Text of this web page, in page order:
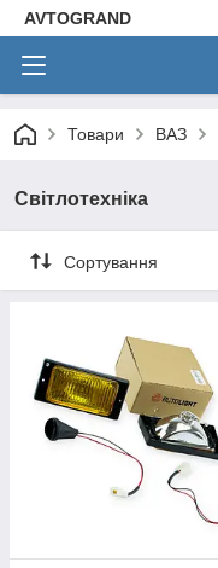
AVTOGRAND
Товари ВАЗ
Світлотехніка
Сортування